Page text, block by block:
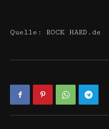
Quelle: ROCK HARD.de